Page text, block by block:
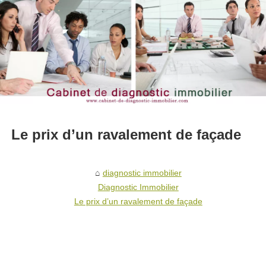
Le prix d’un ravalement de façade
diagnostic immobilier
Diagnostic Immobilier
Le prix d’un ravalement de façade